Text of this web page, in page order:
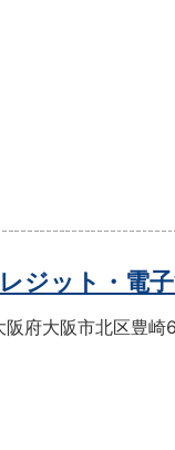
レジット・電
阪府大阪市北区豊崎